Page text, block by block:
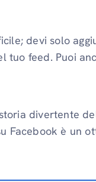
devi solo
feed. Puoi
divertente
Facebook è un